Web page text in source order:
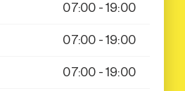
07:00 - 19:00
07:00 - 19:00
07:00 - 19:00